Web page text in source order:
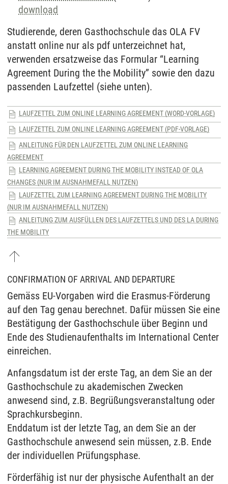
download
Studierende, deren Gasthochschule das OLA FV
anstatt online nur als pdf unterzeichnet hat,
verwenden ersatzweise das Formular “Learning
Agreement During the the Mobility” sowie den dazu
passenden Laufzettel (siehe unten).
LAUFZETTEL ZUM ONLINE LEARNING AGREEMENT (WORD-VORLAGE)
LAUFZETTEL ZUM ONLINE LEARNING AGREEMENT (PDF-VORLAGE)
ANLEITUNG FÜR DEN LAUFZETTEL ZUM ONLINE LEARNING
AGREEMENT
LEARNING AGREEMENT DURING THE MOBILITY INSTEAD OF OLA
CHANGES (NUR IM AUSNAHMEFALL NUTZEN)
LAUFZETTEL ZUM LEARNING AGREEMENT DURING THE MOBILITY
(NUR IM AUSNAHMEFALL NUTZEN)
ANLEITUNG ZUM AUSFÜLLEN DES LAUFZETTELS UND DES LA DURING
THE MOBILITY
CONFIRMATION OF ARRIVAL AND DEPARTURE
Gemäss EU-Vorgaben wird die Erasmus-Förderung
auf den Tag genau berechnet. Dafür müssen Sie eine
Bestätigung der Gasthochschule über Beginn und
Ende des Studienaufenthalts im International Center
einreichen.
Anfangsdatum ist der erste Tag, an dem Sie an der
Gasthochschule zu akademischen Zwecken
anwesend sind, z.B. Begrüßungsveranstaltung oder
Sprachkursbeginn.
Enddatum ist der letzte Tag, an dem Sie an der
Gasthochschule anwesend sein müssen, z.B. Ende
der individuellen Prüfungsphase.
Förderfähig ist nur der physische Aufenthalt an der